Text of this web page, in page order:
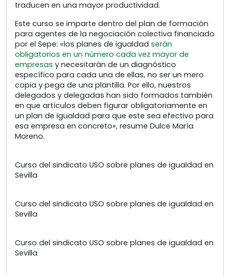
traducen en una mayor productividad.
Este curso se imparte dentro del plan de formación
para agentes de la negociación colectiva financiado
por el Sepe: «los planes de igualdad serán
obligatorios en un número cada vez mayor de
empresas y necesitarán de un diagnóstico
específico para cada una de ellas, no ser un mero
copia y pega de una plantilla. Por ello, nuestros
delegados y delegadas han sido formados también
en que artículos deben figurar obligatoriamente en
un plan de igualdad para que este sea efectivo para
esa empresa en concreto», resume Dulce María
Moreno.
Curso del sindicato USO sobre planes de igualdad en
Sevilla
Curso del sindicato USO sobre planes de igualdad en
Sevilla
Curso del sindicato USO sobre planes de igualdad en
Sevilla